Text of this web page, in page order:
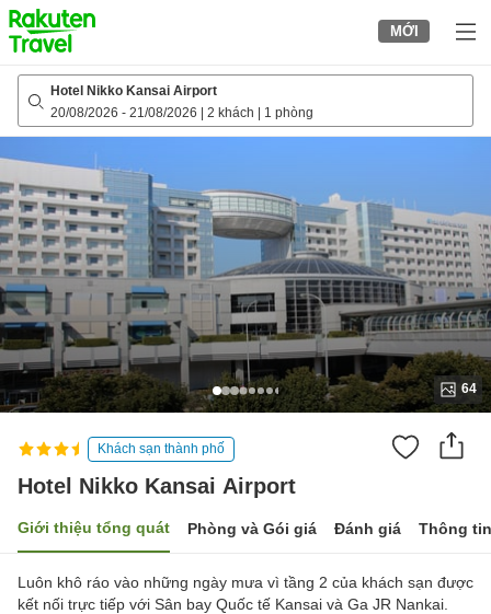
to
top
page
MỚI
Hotel Nikko Kansai Airport
20/08/2026 - 21/08/2026 2 khách 1 phòng
64
Khách sạn thành phố
Hotel Nikko Kansai Airport
Giới thiệu tổng quát Phòng và Gói giá Đánh giá Thông
Luôn khô ráo vào những ngày mưa vì tầng 2 của khách sạn được
kết nối trực tiếp với Sân bay Quốc tế Kansai và Ga JR Nankai.